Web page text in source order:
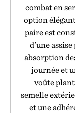
combat en
option
paire est
d'une
absorption
journée et
voûte
semelle
et une